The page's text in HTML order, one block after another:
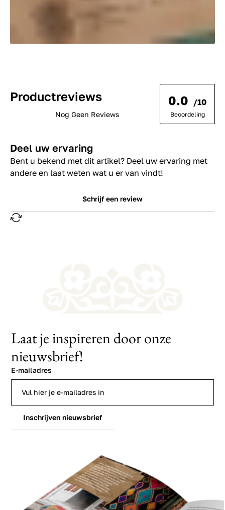
Productreviews
Nog Geen Reviews
0.0 /10
Beoordeling
Deel uw ervaring
Bent u bekend met dit artikel? Deel uw ervaring met
andere en laat weten wat u er van vindt!
Schrijf een review
Laat je inspireren door onze
nieuwsbrief!
E-mailadres
Inschrijven nieuwsbrief